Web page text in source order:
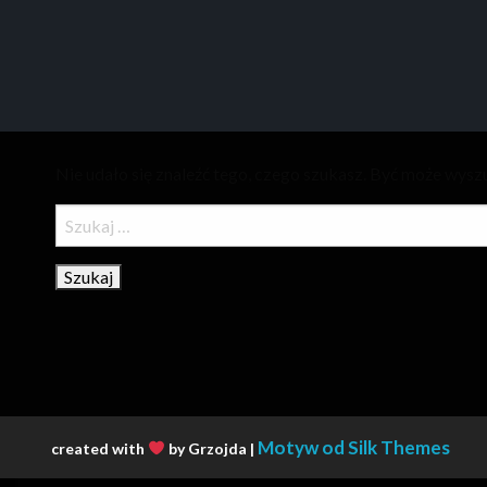
Szukaj:
created with by Grzojda | Motyw od Silk Themes